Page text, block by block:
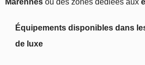
Marennes ou des zones dédiées aux
Équipements disponibles dans
de luxe